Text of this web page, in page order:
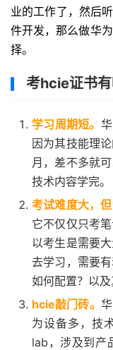
业的工作了，然后
件开发，那么做华
择。
考hcie证书有
学习周期短。
因为其技能理
月，差不多就
技术内容学完。
考试难度大，但
它不仅仅只考
以考生是需要
去学习，需要
如何配置？以及
hcie敲门砖。
为设备多，技
lab，涉及到产